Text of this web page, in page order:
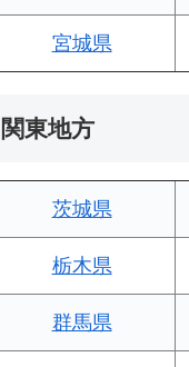
宮城県
関東地方
茨城県
栃木県
群馬県